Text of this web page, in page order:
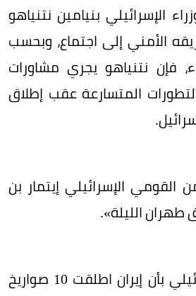
الإسرائيلي بنيامين نتنياهو
الأمني إلى اجتماع، وبحسب
فإن نتنياهو يجري مشاورات
المتسارعة عقب إطلاق
القومي الإسرائيلي إيتمار بن
طهران الليلة».
وأفاد الجيش الإسرائيلي بأن إيران اطلقت 10 صواريخ